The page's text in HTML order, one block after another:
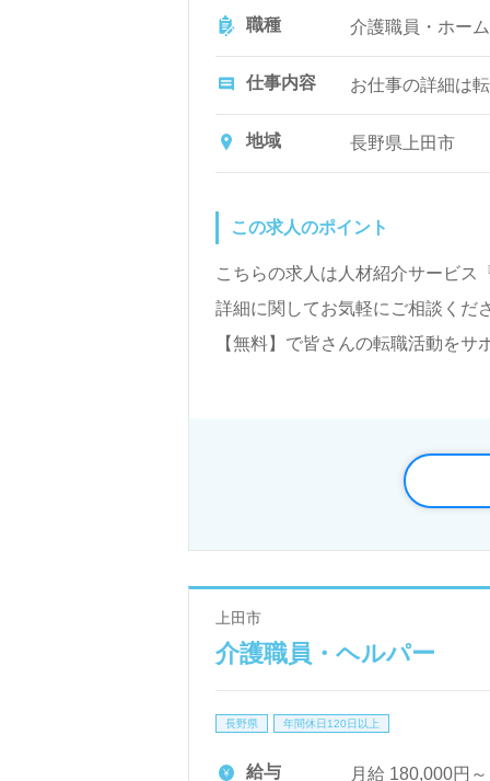
職種 介護職員・ホー
仕事内容 お仕事の詳細は
地域 長野県上田市
この求人のポイント
こちらの求人は人材紹介サービス
詳細に関してお気軽にご相談くだ
【無料】で皆さんの転職活動をサ
上田市
介護職員・ヘルパー
長野県 年間休日120日以上
給与 月給 180,000円